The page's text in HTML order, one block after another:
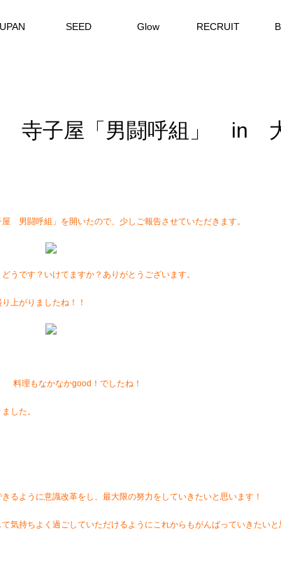
SEED Glow RECRUIT
寺子屋「男闘呼組」 in
男闘呼組」を開いたので、少しご報告させていただきます。
うです？いけてますか？ありがとうございます。
上がりましたね！！
料理もなかなかgood！でしたね！
した。
るように意識改革をし、最大限の努力をしていきたいと思います！
気持ちよく過ごしていただけるようにこれからもがんばっていきたい